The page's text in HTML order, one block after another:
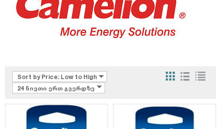
Sort by Price: Low to High
24 ნივთი ერთ გვერდზე